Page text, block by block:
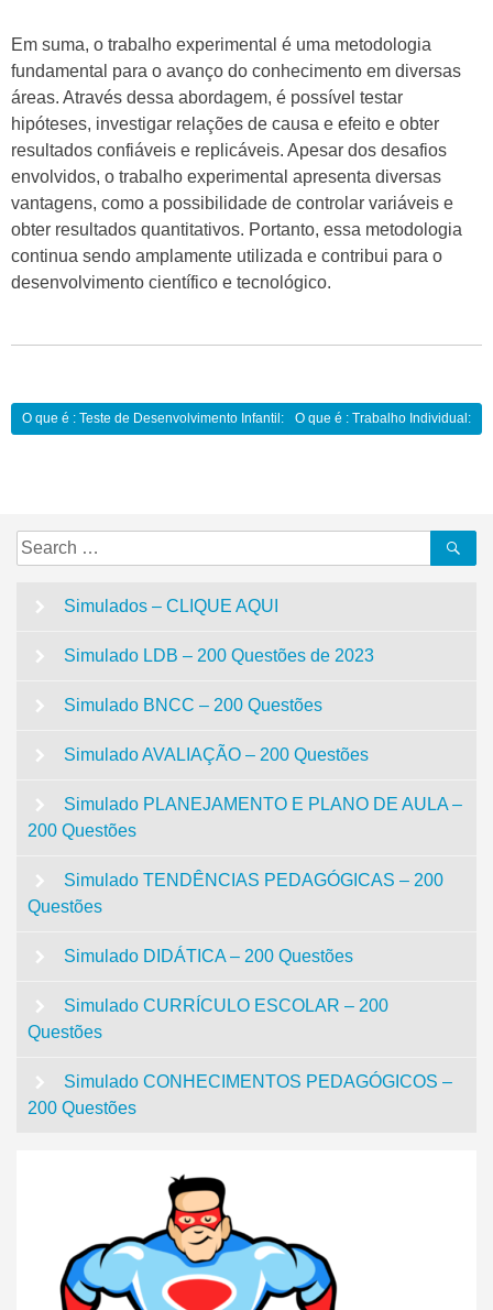
Em suma, o trabalho experimental é uma metodologia
fundamental para o avanço do conhecimento em diversas
áreas. Através dessa abordagem, é possível testar
hipóteses, investigar relações de causa e efeito e obter
resultados confiáveis e replicáveis. Apesar dos desafios
envolvidos, o trabalho experimental apresenta diversas
vantagens, como a possibilidade de controlar variáveis e
obter resultados quantitativos. Portanto, essa metodologia
continua sendo amplamente utilizada e contribui para o
desenvolvimento científico e tecnológico.
Navegação
O que é : Teste de Desenvolvimento Infantil: O que é : Trabalho Individual:
Search
for:
Simulados – CLIQUE AQUI
Simulado LDB – 200 Questões de 2023
Simulado BNCC – 200 Questões
Simulado AVALIAÇÃO – 200 Questões
Simulado PLANEJAMENTO E PLANO DE AULA –
200 Questões
Simulado TENDÊNCIAS PEDAGÓGICAS – 200
Questões
Simulado DIDÁTICA – 200 Questões
Simulado CURRÍCULO ESCOLAR – 200
Questões
Simulado CONHECIMENTOS PEDAGÓGICOS –
200 Questões